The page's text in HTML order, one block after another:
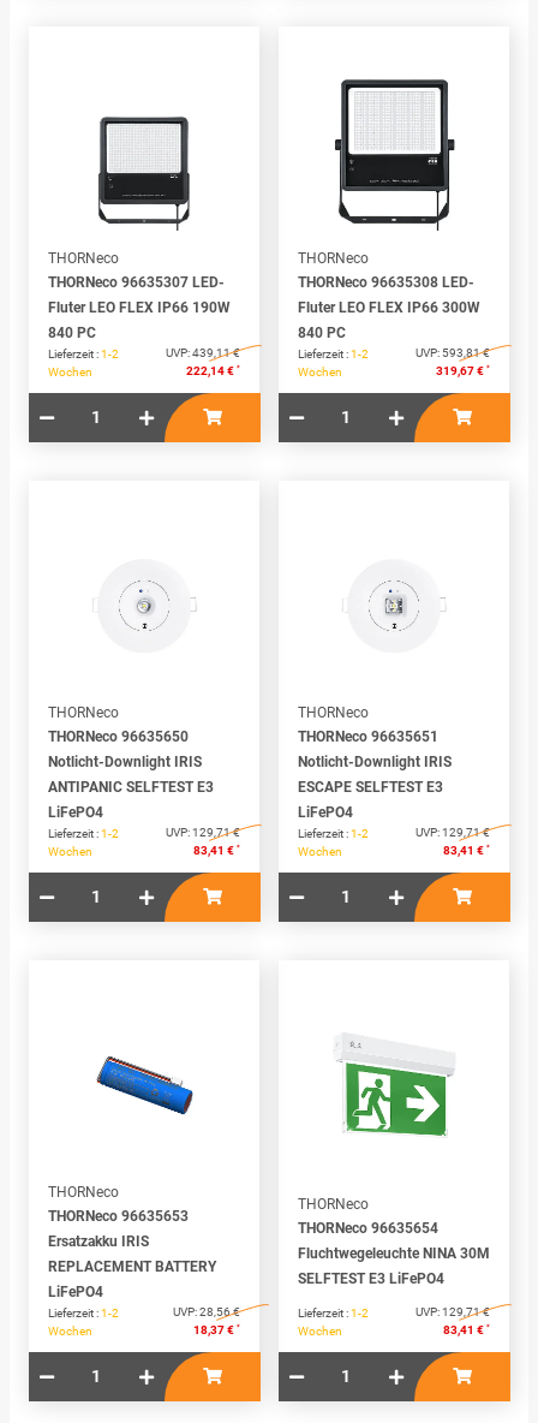
THORNeco
THORNeco 96635307 LED-
Fluter LEO FLEX IP66 190W
840 PC
Lieferzeit :1-2
Wochen
UVP:439,11 €
222,14 € *
THORNeco
THORNeco 96635308 LED-
Fluter LEO FLEX IP66 300W
840 PC
Lieferzeit :1-2
Wochen
UVP: 593,81 €
319,67 € *
THORNeco
THORNeco 96635650
Notlicht-Downlight IRIS
ANTIPANIC SELFTEST E3
LiFePO4
Lieferzeit :1-2
Wochen
UVP:129,71 €
83,41 € *
THORNeco
THORNeco 96635651
Notlicht-Downlight IRIS
ESCAPE SELFTEST E3
LiFePO4
Lieferzeit :1-2
Wochen
UVP:129,71 €
83,41 € *
THORNeco
THORNeco 96635653
Ersatzakku IRIS
REPLACEMENT BATTERY
LiFePO4
Lieferzeit :1-2
Wochen
UVP:28,56 €
18,37 € *
THORNeco
THORNeco 96635654
Fluchtwegeleuchte NINA 30M
SELFTEST E3 LiFePO4
Lieferzeit :1-2
Wochen
UVP:129,71 €
83,41 € *